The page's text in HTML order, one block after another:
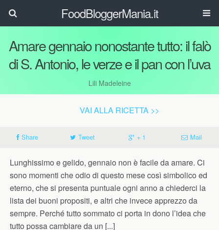
FoodBloggerMania.it
Amare gennaio nonostante tutto: il falò
di S. Antonio, le verze e il pan con l’uva
Lili Madeleine
VAI ALLA RICETTA >>
Share Tweet + 1 Mail
Lunghissimo e gelido, gennaio non è facile da amare. Ci
sono momenti che odio di questo mese così simbolico ed
eterno, che si presenta puntuale ogni anno a chiederci la
lista dei buoni propositi, e altri che invece apprezzo da
sempre. Perché tutto sommato ci porta in dono l’idea che
tutto possa cambiare da un [...]